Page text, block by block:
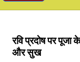
रवि प्रदोष पर
और सुख